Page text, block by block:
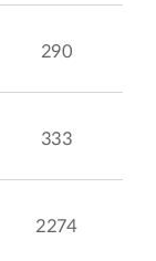
290
333
2274